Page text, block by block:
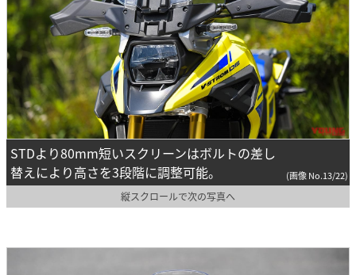
STDより80mm短いスクリーンはボルトの差し
替えにより高さを3段階に調整可能。
(画像 No.13/22)
縦スクロールで次の写真へ